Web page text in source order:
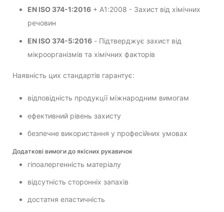
EN ISO 374-1:2016 + A1:2008 - Захист від хімічних
речовин
EN ISO 374-5:2016 - Підтверджує захист від
мікроорганізмів та хімічних факторів
Наявність цих стандартів гарантує:
відповідність продукції міжнародним вимогам
ефективний рівень захисту
безпечне використання у професійних умовах
Додаткові вимоги до якісних рукавичок
гіпоалергенність матеріалу
відсутність сторонніх запахів
достатня еластичність